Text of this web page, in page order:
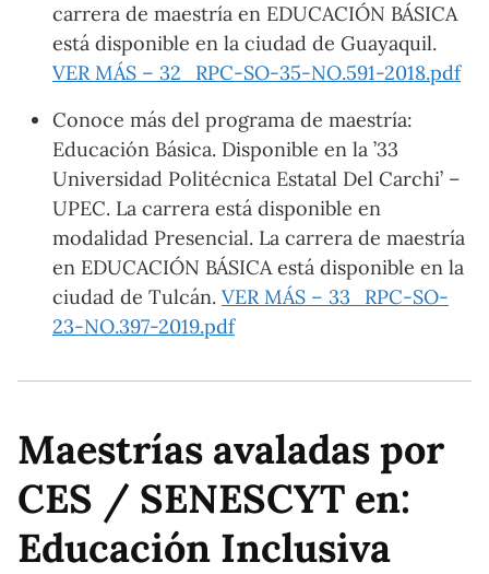
carrera de maestría en EDUCACIÓN BÁSICA
está disponible en la ciudad de Guayaquil.
VER MÁS – 32_RPC-SO-35-NO.591-2018.pdf
Conoce más del programa de maestría:
Educación Básica. Disponible en la ’33
Universidad Politécnica Estatal Del Carchi’ –
UPEC. La carrera está disponible en
modalidad Presencial. La carrera de maestría
en EDUCACIÓN BÁSICA está disponible en la
ciudad de Tulcán. VER MÁS – 33_RPC-SO-
23-NO.397-2019.pdf
Maestrías avaladas por
CES / SENESCYT en:
Educación Inclusiva